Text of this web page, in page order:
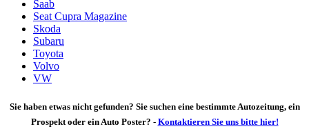
Saab
Seat Cupra Magazine
Skoda
Subaru
Toyota
Volvo
VW
Sie haben etwas nicht gefunden? Sie suchen eine bestimmte Autozeitung, ein
Prospekt oder ein Auto Poster? - Kontaktieren Sie uns bitte hier!